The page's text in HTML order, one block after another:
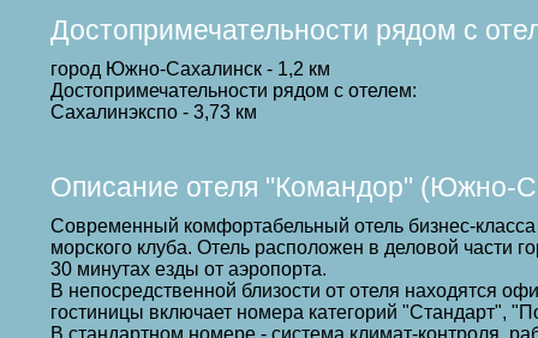
Достопримечательности рядом с
город Южно-Сахалинск - 1,2 км
Достопримечательности рядом с отелем:
Сахалинэкспо - 3,73 км
Описание отеля "Командор" (Южно-
Современный комфортабельный отель бизнес-
морского клуба. Отель расположен в деловой части
30 минутах езды от аэропорта.
В непосредственной близости от отеля находятся
гостиницы включает номера категорий "Стандарт",
В стандартном номере - система климат-контроля,